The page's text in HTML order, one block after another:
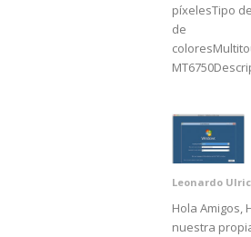
píxelesTipo
de
Leonardo
Hola Amigos,
nuestra